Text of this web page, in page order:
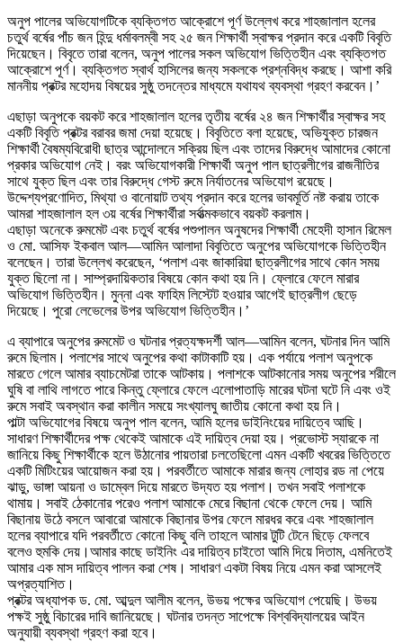
অনুপ পালের অভিযোগটিকে ব্যক্তিগত আক্রোশে পূর্ণ উল্লেখ করে শাহজালাল হলের
চতুর্থ বর্ষের পাঁচ জন হিন্দু ধর্মাবলম্বী সহ ২৫ জন শিক্ষার্থী স্বাক্ষর প্রদান করে একটি বিবৃতি
দিয়েছেন। বিবৃতে তারা বলেন, অনুপ পালের সকল অভিযোগ ভিত্তিহীন এবং ব্যক্তিগত
আক্রোশে পূর্ণ। ব্যক্তিগত স্বার্থ হাসিলের জন্য সকলকে প্রশ্নবিদ্ধ করছে। আশা করি
মাননীয় প্রক্টর মহোদয় বিষয়ের সুষ্ঠু তদন্তের মাধ্যমে যথাযথ ব্যবস্থা গ্রহণ করবেন।’
এছাড়া অনুপকে বয়কট করে শাহজালাল হলের তৃতীয় বর্ষের ২৪ জন শিক্ষার্থীর স্বাক্ষর সহ
একটি বিবৃতি প্রক্টর বরাবর জমা দেয়া হয়েছে। বিবৃতিতে বলা হয়েছে, অভিযুক্ত চারজন
শিক্ষার্থী বৈষম্যবিরোধী ছাত্র আন্দোলনে সক্রিয় ছিল এবং তাদের বিরুদ্ধে আমাদের কোনো
প্রকার অভিযোগ নেই। বরং অভিযোগকারী শিক্ষার্থী অনুপ পাল ছাত্রলীগের রাজনীতির
সাথে যুক্ত ছিল এবং তার বিরুদ্ধে গেস্ট রুমে নির্যাতনের অভিযোগ রয়েছে।
উদ্দেশ্যপ্রণোদিত, মিথ্যা ও বানোয়াট তথ্য প্রদান করে হলের ভাবমূর্তি নষ্ট করায় তাকে
আমরা শাহজালাল হল ৩য় বর্ষের শিক্ষার্থীরা সর্বাত্মকভাবে বয়কট করলাম।
এছাড়া অনেকে রুমমেট এবং চতুর্থ বর্ষের পশুপালন অনুষদের শিক্ষার্থী মেহেদী হাসান রিমেল
ও মো. আসিফ ইকবাল আল—আমিন আলাদা বিবৃতিতে অনুপের অভিযোগকে ভিত্তিহীন
বলেছেন। তারা উল্লেখ করেছেন, ‘পলাশ এবং জাকারিয়া ছাত্রলীগের সাথে কোন সময়
যুক্ত ছিলো না। সাম্প্রদায়িকতার বিষয়ে কোন কথা হয় নি। ফ্লোরে ফেলে মারার
অভিযোগ ভিত্তিহীন। মুন্না এবং ফাহিম লিস্টেট হওয়ার আগেই ছাত্রলীগ ছেড়ে
দিয়েছে। পুরো লেভেলের উপর অভিযোগ ভিত্তিহীন।’
এ ব্যাপারে অনুপের রুমমেট ও ঘটনার প্রত্যক্ষদর্শী আল—আমিন বলেন, ঘটনার দিন আমি
রুমে ছিলাম। পলাশের সাথে অনুপের কথা কাটাকাটি হয়। এক পর্যায়ে পলাশ অনুপকে
মারতে গেলে আমার ব্যাচমেটরা তাকে আটকায়। পলাশকে আটকানোর সময় অনুপের শরীলে
ঘুষি বা লাথি লাগতে পারে কিন্তু ফ্লোরে ফেলে এলোপাতাড়ি মারের ঘটনা ঘটে নি এবং ওই
রুমে সবাই অবস্থান করা কালীন সময়ে সংখ্যালঘু জাতীয় কোনো কথা হয় নি।
পাল্টা অভিযোগের বিষয়ে অনুপ পাল বলেন, আমি হলের ডাইনিংয়ের দায়িত্বে আছি।
সাধারণ শিক্ষার্থীদের পক্ষ থেকেই আমাকে এই দায়িত্ব দেয়া হয়। প্রভোস্ট স্যারকে না
জানিয়ে কিছু শিক্ষার্থীকে হলে উঠানোর পায়তারা চলতেছিলো এমন একটি খবরের ভিত্তিতে
একটি মিটিংয়ের আয়োজন করা হয়। পরবর্তীতে আমাকে মারার জন্য লোহার রড না পেয়ে
ঝাড়ু, ভাঙ্গা আয়না ও ডাম্বেল দিয়ে মারতে উদ্যত হয় পলাশ। তখন সবাই পলাশকে
থামায়। সবাই ঠেকানোর পরেও পলাশ আমাকে মেরে বিছানা থেকে ফেলে দেয়। আমি
বিছানায় উঠে বসলে আবারো আমাকে বিছানার উপর ফেলে মারধর করে এবং শাহজালাল
হলের ব্যাপারে যদি পরবর্তীতে কোনো কিছু বলি তাহলে আমার টুটি টেনে ছিড়ে ফেলবে
বলেও হুমকি দেয়।আমার কাছে ডাইনিং এর দায়িত্ব চাইতো আমি দিয়ে দিতাম, এমনিতেই
আমার এক মাস দায়িত্ব পালন করা শেষ। সাধারণ একটা বিষয় নিয়ে এমন করা আসলেই
অপ্রত্যাশিত।
প্রক্টর অধ্যাপক ড. মো. আব্দুল আলীম বলেন, উভয় পক্ষের অভিযোগ পেয়েছি। উভয়
পক্ষই সুষ্ঠু বিচারের দাবি জানিয়েছে। ঘটনার তদন্ত সাপেক্ষে বিশ্ববিদ্যালয়ের আইন
অনুযায়ী ব্যবস্থা গ্রহণ করা হবে।